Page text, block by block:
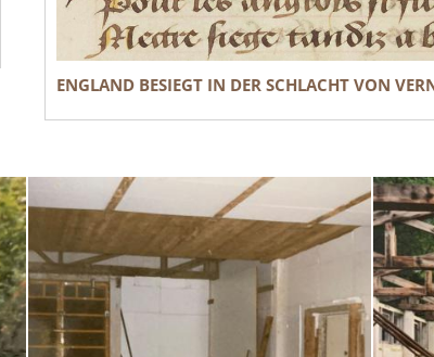
ENGLAND BESIEGT IN DER SCHLACHT VON